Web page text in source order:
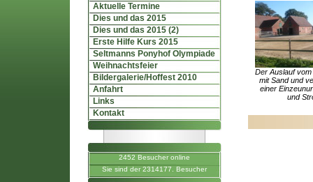
Aktuelle Termine
Dies und das 2015
Dies und das 2015 (2)
Erste Hilfe Kurs 2015
Seltmanns Ponyhof Olympiade
Weihnachtsfeier
Bildergalerie/Hoffest 2010
Anfahrt
Links
Kontakt
2452 Besucher online
Sie sind der 2314177. Besucher
Der Auslauf
mit Sand und
einer
und